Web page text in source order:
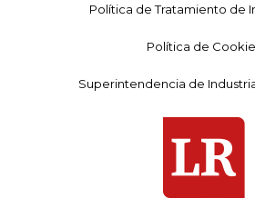
Política de Tratamiento de
Política de
Superintendencia de